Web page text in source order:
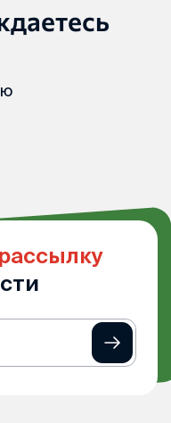
рассылку